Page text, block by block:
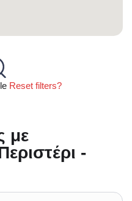
Reset filters?
με
-